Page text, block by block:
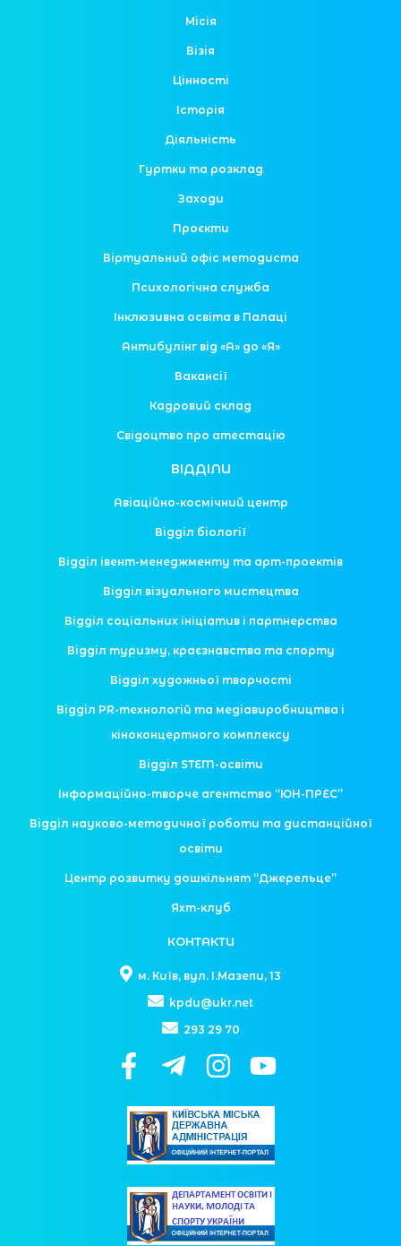
Місія
Візія
Цінності
Історія
Діяльність
Гуртки та розклад
Заходи
Проєкти
Віртуальний офіс методиста
Психологічна служба
Інклюзивна освіта в Палаці
Антибулінг від «А» до «Я»
Вакансії
Кадровий склад
Свідоцтво про атестацію
ВІДДІЛИ
Авіаційно-космічний центр
Відділ біології
Відділ івент-менеджменту та арт-проектів
Відділ візуального мистецтва
Відділ соціальних ініціатив і партнерства
Відділ туризму, краєзнавства та спорту
Відділ художньої творчості
Відділ PR-технологій та медіавиробництва і
кіноконцертного комплексу
Відділ STEM-освіти
Інформаційно-творче агентство “ЮН-ПРЕС”
Відділ науково-методичної роботи та дистанційної
освіти
Центр розвитку дошкільнят “Джерельце”
Яхт-клуб
КОНТАКТИ
м. Київ, вул. І.Мазепи, 13
kpdu@ukr.net
293 29 70